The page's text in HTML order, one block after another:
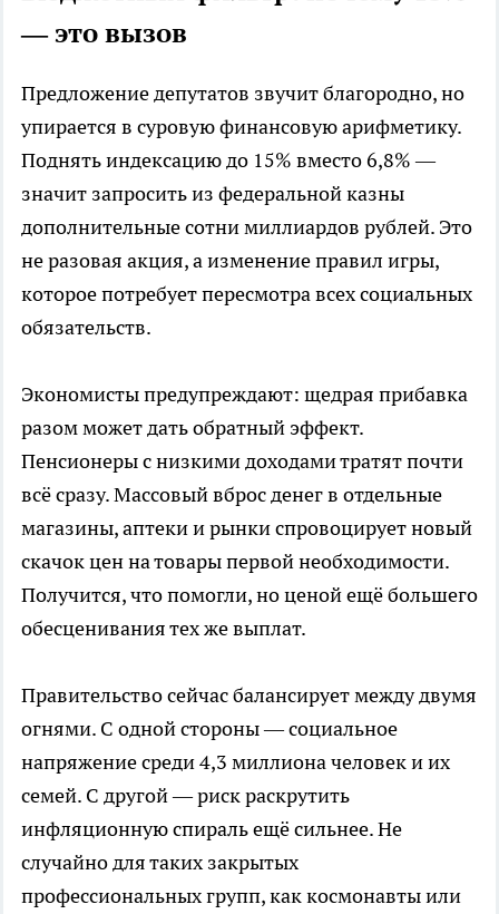
— это вызов
Предложение депутатов звучит благородно, но
упирается в суровую финансовую арифметику.
Поднять индексацию до 15% вместо 6,8% —
значит запросить из федеральной казны
дополнительные сотни миллиардов рублей. Это
не разовая акция, а изменение правил игры,
которое потребует пересмотра всех социальных
обязательств.
Экономисты предупреждают: щедрая прибавка
разом может дать обратный эффект.
Пенсионеры с низкими доходами тратят почти
всё сразу. Массовый вброс денег в отдельные
магазины, аптеки и рынки спровоцирует новый
скачок цен на товары первой необходимости.
Получится, что помогли, но ценой ещё большего
обесценивания тех же выплат.
Правительство сейчас балансирует между двумя
огнями. С одной стороны — социальное
напряжение среди 4,3 миллиона человек и их
семей. С другой — риск раскрутить
инфляционную спираль ещё сильнее. Не
случайно для таких закрытых
профессиональных групп, как космонавты или